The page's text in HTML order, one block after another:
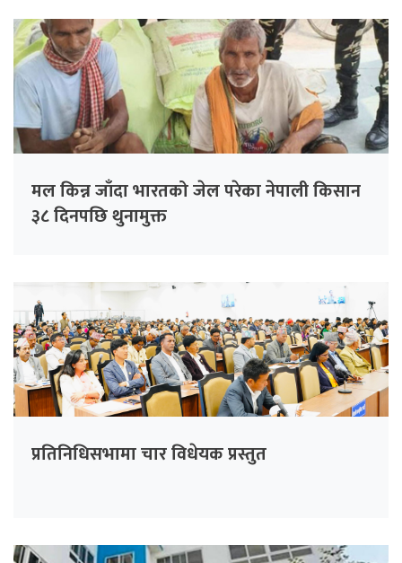
मल किन्न जाँदा भारतको जेल परेका नेपाली किसान
३८ दिनपछि थुनामुक्त
प्रतिनिधिसभामा चार विधेयक प्रस्तुत